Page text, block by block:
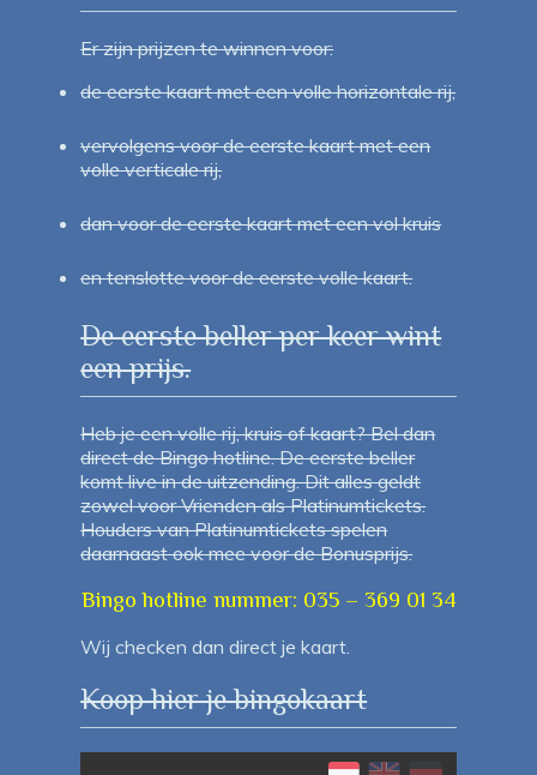
Er zijn prijzen te winnen voor:
de eerste kaart met een volle horizontale rij,
vervolgens voor de eerste kaart met een
volle verticale rij,
dan voor de eerste kaart met een vol kruis
en tenslotte voor de eerste volle kaart.
De eerste beller per keer wint
een prijs.
Heb je een volle rij, kruis of kaart? Bel dan
direct de Bingo hotline. De eerste beller
komt live in de uitzending. Dit alles geldt
zowel voor Vrienden als Platinumtickets.
Houders van Platinumtickets spelen
daarnaast ook mee voor de Bonusprijs.
Bingo hotline nummer: 035 – 369 01 34
Wij checken dan direct je kaart.
Koop hier je bingokaart